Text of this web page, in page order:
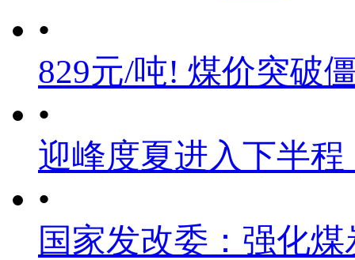
•
829元/吨! 煤价突破
•
迎峰度夏进入下半
•
国家发改委：强化